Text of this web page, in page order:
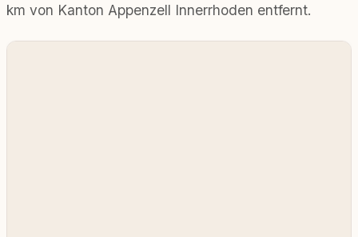
km von Kanton Appenzell Innerrhoden entfernt.